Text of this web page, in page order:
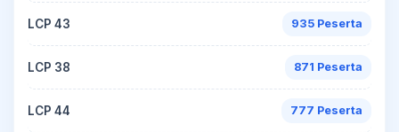
LCP 43 935 Peserta
LCP 38 871 Peserta
LCP 44 777 Peserta